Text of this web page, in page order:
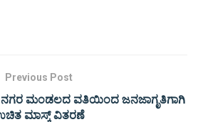
Previous Post
ನಗರ ಮಂಡಲದ ವತಿಯಿಂದ ಜನಜಾಗೃತಿಗಾಗಿ
ಮಾಸ್ಕ್ ವಿತರಣೆ